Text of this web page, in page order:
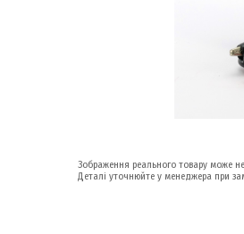
Зображення реального товару може
Деталі уточнюйте у менеджера при